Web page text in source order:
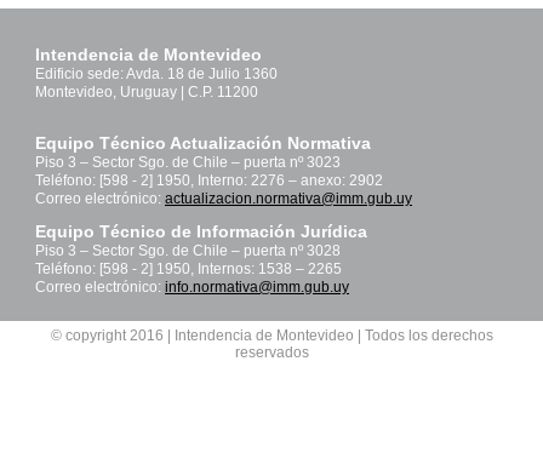
Intendencia de Montevideo
Edificio sede: Avda. 18 de Julio 1360
Montevideo, Uruguay | C.P. 11200
Equipo Técnico Actualización Normativa
Piso 3 – Sector Sgo. de Chile – puerta nº 3023
Teléfono: [598 - 2] 1950, Interno: 2276 – anexo: 2902
Correo electrónico: actualizacion.normativa@imm.gub.uy
Equipo Técnico de Información Jurídica
Piso 3 – Sector Sgo. de Chile – puerta nº 3028
Teléfono: [598 - 2] 1950, Internos: 1538 – 2265
Correo electrónico: info.normativa@imm.gub.uy
© copyright 2016 | Intendencia de Montevideo | Todos los derechos
reservados